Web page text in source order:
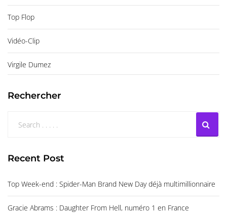
Top Flop
Vidéo-Clip
Virgile Dumez
Rechercher
Recent Post
Top Week-end : Spider-Man Brand New Day déjà multimillionnaire
Gracie Abrams : Daughter From Hell, numéro 1 en France